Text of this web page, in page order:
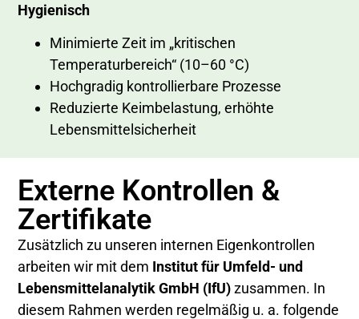
Hygienisch
Minimierte Zeit im „kritischen
Temperaturbereich“ (10–60 °C)
Hochgradig kontrollierbare Prozesse
Reduzierte Keimbelastung, erhöhte
Lebensmittelsicherheit
Externe Kontrollen &
Zertifikate
Zusätzlich zu unseren internen Eigenkontrollen
arbeiten wir mit dem Institut für Umfeld- und
Lebensmittelanalytik GmbH (IfU)zusammen. In
diesem Rahmen werden regelmäßig u. a. folgende